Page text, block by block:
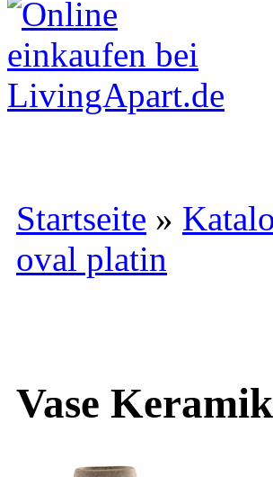
Startseite »
oval platin
Vase